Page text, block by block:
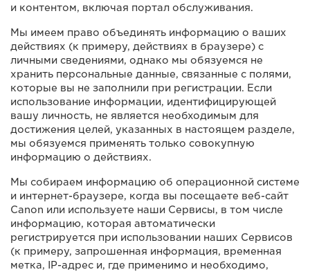
и контентом, включая портал обслуживания.
Мы имеем право объединять информацию о ваших
действиях (к примеру, действиях в браузере) с
личными сведениями, однако мы обязуемся не
хранить персональные данные, связанные с полями,
которые вы не заполнили при регистрации. Если
использование информации, идентифицирующей
вашу личность, не является необходимым для
достижения целей, указанных в настоящем разделе,
мы обязуемся применять только совокупную
информацию о действиях.
Мы собираем информацию об операционной системе
и интернет-браузере, когда вы посещаете веб-сайт
Canon или используете наши Сервисы, в том числе
информацию, которая автоматически
регистрируется при использовании наших Сервисов
(к примеру, запрошенная информация, временная
метка, IP-адрес и, где применимо и необходимо,